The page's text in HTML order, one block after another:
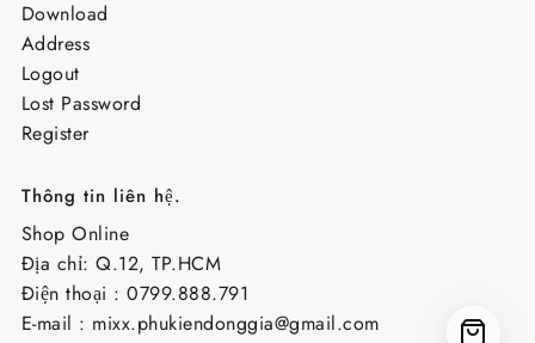
Download
Address
Logout
Lost Password
Register
Thông tin liên hệ.
Shop Online
Địa chỉ: Q.12, TP.HCM
Điện thoại : 0799.888.791
E-mail : mixx.phukiendonggia@gmail.com